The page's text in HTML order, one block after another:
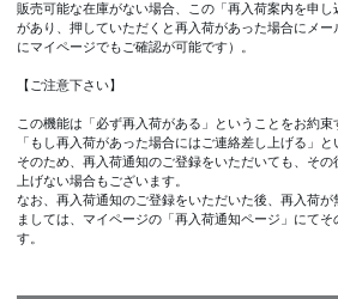
販売可能な在庫がない場合、この「再入荷案内を申
があり、押していただくと再入荷があった場合にメ
にマイページでもご確認が可能です）。
【ご注意下さい】
この機能は「必ず再入荷がある」ということをお約束
「もし再入荷があった場合にはご連絡差し上げる」と
そのため、再入荷通知のご登録をいただいても、そ
上げない場合もございます。
なお、再入荷通知のご登録をいただいた後、再入荷
ましては、マイページの「再入荷通知ページ」にて
す。